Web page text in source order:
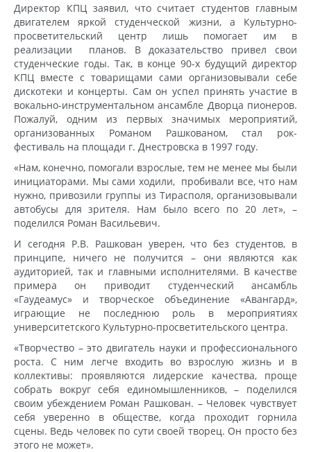
Директор КПЦ заявил, что считает студентов главным
двигателем яркой студенческой жизни, а Культурно-
просветительский центр лишь помогает им в
реализации планов. В доказательство привел свои
студенческие годы. Так, в конце 90-х будущий директор
КПЦ вместе с товарищами сами организовывали себе
дискотеки и концерты. Сам он успел принять участие в
вокально-инструментальном ансамбле Дворца пионеров.
Пожалуй, одним из первых значимых мероприятий,
организованных Романом Рашкованом, стал рок-
фестиваль на площади г. Днестровска в 1997 году.
«Нам, конечно, помогали взрослые, тем не менее мы были
инициаторами. Мы сами ходили, пробивали все, что нам
нужно, привозили группы из Тирасполя, организовывали
автобусы для зрителя. Нам было всего по 20 лет», –
поделился Роман Васильевич.
И сегодня Р.В. Рашкован уверен, что без студентов, в
принципе, ничего не получится – они являются как
аудиторией, так и главными исполнителями. В качестве
примера он приводит студенческий ансамбль
«Гаудеамус» и творческое объединение «Авангард»,
играющие не последнюю роль в мероприятиях
университетского Культурно-просветительского центра.
«Творчество – это двигатель науки и профессионального
роста. С ним легче входить во взрослую жизнь и в
коллективы: проявляются лидерские качества, проще
собрать вокруг себя единомышленников, – поделился
своим убеждением Роман Рашкован. – Человек чувствует
себя уверенно в обществе, когда проходит горнила
сцены. Ведь человек по сути своей творец. Он просто без
этого не может».